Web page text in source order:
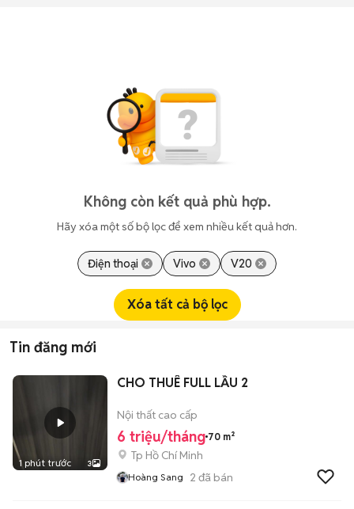
Không còn kết quả phù hợp.
Hãy xóa một số bộ lọc để xem nhiều kết quả hơn.
Điện thoại Vivo V20
Xóa tất cả bộ lọc
Tin đăng mới
1 phút trước 3
CHO THUÊ FULL LẦU 2
Nội thất cao cấp
6 triệu/tháng 70 m²
Tp Hồ Chí Minh
Hoàng Sang 2 đã bán